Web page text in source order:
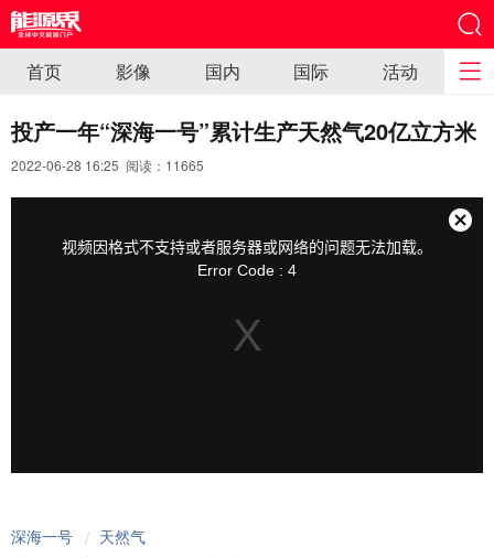
首页 影像 国内 国际 活动
投产一年“深海一号”累计生产天然气20亿立方米
2022-06-28 16:25 阅读： 11665
视频因格式不支持或者服务器或网络的问题无法加载。
Error Code : 4
关
深海一号 / 天然气